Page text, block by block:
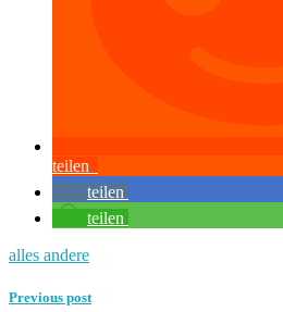
teilen
teilen
teilen
alles andere
Previous post